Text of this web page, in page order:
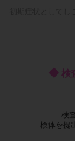
◆ 検
検
検体を提